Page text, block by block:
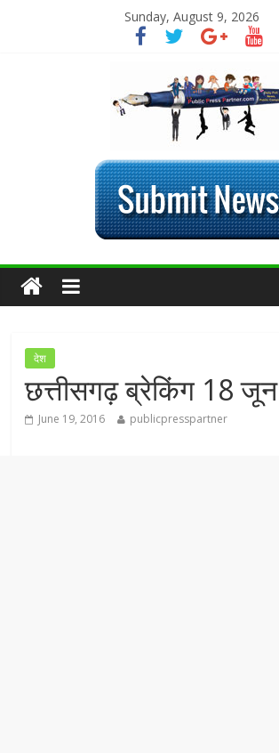
Sunday, August 9, 2026
देश
छत्तीसगढ़ ब्रेकिंग 18 जून
June 19, 2016 publicpresspartner